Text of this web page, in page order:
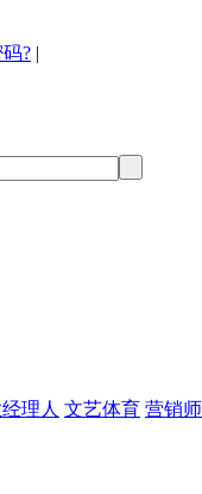
? |
理人 文艺体育 营销